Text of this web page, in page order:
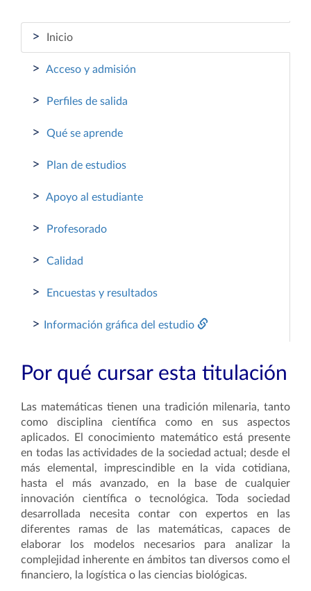
> Inicio
> Acceso y admisión
> Perfiles de salida
> Qué se aprende
> Plan de estudios
> Apoyo al estudiante
> Profesorado
> Calidad
> Encuestas y resultados
> Información gráfica del estudio
Por qué cursar esta titulación
Las matemáticas tienen una tradición milenaria, tanto
como disciplina científica como en sus aspectos
aplicados. El conocimiento matemático está presente
en todas las actividades de la sociedad actual; desde el
más elemental, imprescindible en la vida cotidiana,
hasta el más avanzado, en la base de cualquier
innovación científica o tecnológica. Toda sociedad
desarrollada necesita contar con expertos en las
diferentes ramas de las matemáticas, capaces de
elaborar los modelos necesarios para analizar la
complejidad inherente en ámbitos tan diversos como el
financiero, la logística o las ciencias biológicas.